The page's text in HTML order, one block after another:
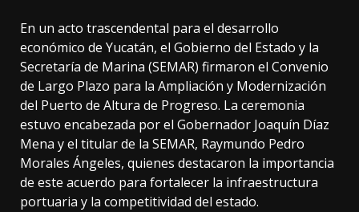
En un acto trascendental para el desarrollo
económico de Yucatán, el Gobierno del Estado y la
Secretaría de Marina (SEMAR) firmaron el Convenio
de Largo Plazo para la Ampliación y Modernización
del Puerto de Altura de Progreso. La ceremonia
estuvo encabezada por el Gobernador Joaquín Díaz
Mena y el titular de la SEMAR, Raymundo Pedro
Morales Ángeles, quienes destacaron la importancia
de este acuerdo para fortalecer la infraestructura
portuaria y la competitividad del estado.